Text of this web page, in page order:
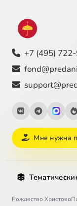
28 Притчи
+7 (495)
Мне нужна
Рождество Христово